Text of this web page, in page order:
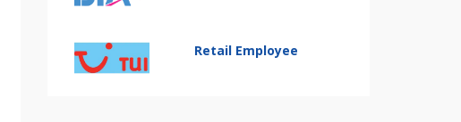
Retail Employee